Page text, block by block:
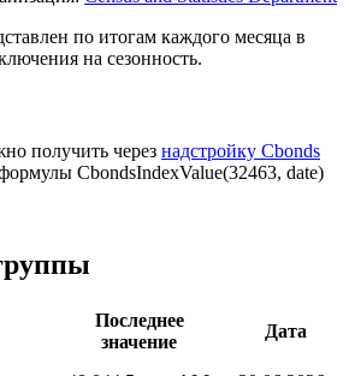
по итогам каждого месяца в
на сезонность.